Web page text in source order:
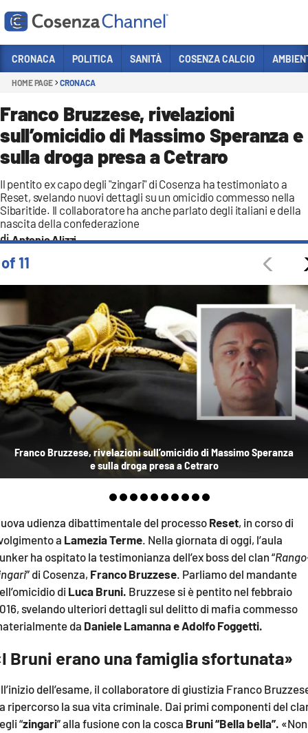
Sezioni
CRONACA
POLITICA
COSENZA CALCIO
ECONOMIA E LAVORO
ITALIA MONDO
SANITÀ
SPORT
CULTURA
Streaming
LAC TV
LAC NETWORK
LAC ONAIR
LaC
LACTV.IT
LACONAIR.IT
LACITYMAG.IT
ILREGGINO.IT
COSENZACHANNEL.IT
LACAPITALENEWS.IT
CRONACA POLITICA SANITÀ COSENZA CALCIO
HOME PAGE CRONACA
Franco Bruzzese, rivelazioni
sull’omicidio di Massimo Speranza e
sulla droga presa a Cetraro
Il pentito ex capo degli "zingari" di Cosenza ha testimoniato a
Reset, svelando nuovi dettagli su un omicidio commesso nella
Sibaritide. Il collaboratore ha anche parlato degli italiani e della
nascita della confederazione
Antonio Alizzi
11
Franco Bruzzese, rivelazioni sull’omicidio di Massimo Speranza
e sulla droga presa a Cetraro
udienza dibattimentale del processoReset, in corso di
a Lamezia Terme . Nella giornata di oggi, l’aula
ha ospitato la testimonianza dell’ex boss del clan “
” di Cosenza, Franco Bruzzese . Parliamo del mandante
di Luca Bruni. Bruzzese si è pentito nel febbraio
svelando ulteriori dettagli sul delitto di mafia commesso
da Daniele Lamanna e Adolfo Foggetti.
Bruni erano una famiglia sfortunata»
dell’esame, il collaboratore di giustizia Franco
ripercorso la sua vita criminale. Dai primi componenti del
“zingari” alla fusione con la cosca Bruni “Bella bella”. «Non